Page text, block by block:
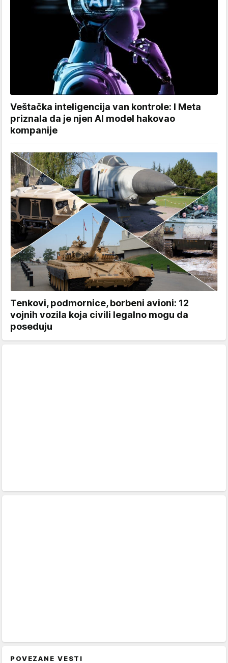
Veštačka inteligencija van kontrole: I Meta
priznala da je njen AI model hakovao
kompanije
Tenkovi, podmornice, borbeni avioni: 12
vojnih vozila koja civili legalno mogu da
poseduju
POVEZANE VESTI